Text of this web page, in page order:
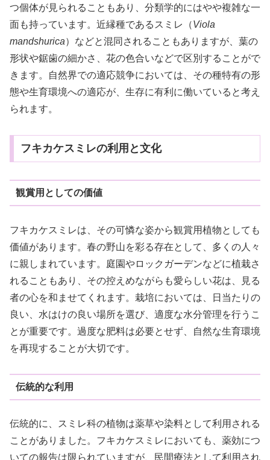
つ個体が見られることもあり、分類学的にはやや複雑な一
面も持っています。近縁種であるスミレ（Viola
mandshurica）などと混同されることもありますが、葉の
形状や鋸歯の細かさ、花の色合いなどで区別することがで
きます。自然界での適応競争においては、その種特有の形
態や生育環境への適応が、生存に有利に働いていると考え
られます。
フキカケスミレの利用と文化
観賞用としての価値
フキカケスミレは、その可憐な姿から観賞用植物としても
価値があります。春の野山を彩る存在として、多くの人々
に親しまれています。庭園やロックガーデンなどに植栽さ
れることもあり、その控えめながらも愛らしい花は、見る
者の心を和ませてくれます。栽培においては、日当たりの
良い、水はけの良い場所を選び、適度な水分管理を行うこ
とが重要です。過度な肥料は必要とせず、自然な生育環境
を再現することが大切です。
伝統的な利用
伝統的に、スミレ科の植物は薬草や染料として利用される
ことがありました。フキカケスミレにおいても、薬効につ
いての報告は限られていますが、民間療法として利用され